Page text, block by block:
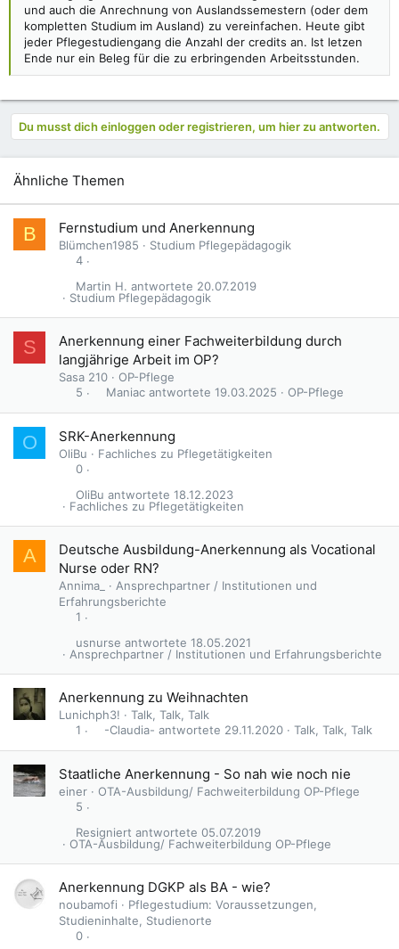
und auch die Anrechnung von Auslandssemestern (oder dem
kompletten Studium im Ausland) zu vereinfachen. Heute gibt
jeder Pflegestudiengang die Anzahl der credits an. Ist letzen
Ende nur ein Beleg für die zu erbringenden Arbeitsstunden.
Du musst dich einloggen oder registrieren, um hier zu antworten.
Ähnliche Themen
B Fernstudium und Anerkennung
Blümchen1985
Studium Pflegepädagogik
4
Studium Pflegepädagogik
20.07.2019
Martin H.
S
Anerkennung einer Fachweiterbildung durch
langjährige Arbeit im OP?
Sasa 210
OP-Pflege
5
OP-Pflege
19.03.2025
Maniac
O SRK-Anerkennung
OliBu
Fachliches zu Pflegetätigkeiten
0
Fachliches zu Pflegetätigkeiten
18.12.2023
OliBu
A
Deutsche Ausbildung-Anerkennung als Vocational
Nurse oder RN?
Annima_
Ansprechpartner / Institutionen und
Erfahrungsberichte
1
Ansprechpartner / Institutionen und Erfahrungsberichte
18.05.2021
usnurse
Anerkennung zu Weihnachten
Lunichph3!
Talk, Talk, Talk
1
Talk, Talk, Talk
29.11.2020
-Claudia-
Staatliche Anerkennung - So nah wie noch nie
einer
OTA-Ausbildung/ Fachweiterbildung OP-Pflege
5
OTA-Ausbildung/ Fachweiterbildung OP-Pflege
05.07.2019
Resigniert
Anerkennung DGKP als BA - wie?
noubamofi
Pflegestudium: Voraussetzungen,
Studieninhalte, Studienorte
0